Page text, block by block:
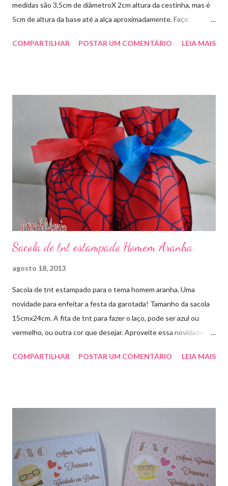
medidas são 3,5cm de diâmetroX 2cm altura da cestinha, mas é
5cm de altura da base até a alça aproximadamente. Faço
enfeitar sua festa!!! artesmania1@hotmail.com
COMPARTILHAR POSTAR UM COMENTÁRIO LEIA MAIS
Sacola de tnt estampado Homem Aranha
agosto 18, 2013
Sacola de tnt estampado para o tema homem aranha. Uma
novidade para enfeitar a festa da garotada! Tamanho da sacola
15cmx24cm. A fita de tnt para fazer o laço, pode ser azul ou
vermelho, ou outra cor que desejar. Aproveite essa novidade e
COMPARTILHAR
POSTAR UM COMENTÁRIO LEIA MAIS